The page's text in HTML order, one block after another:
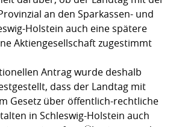
an den Sparkassen- und
Holstein auch eine spätere
Aktiengesellschaft zugestimmt
Antrag wurde deshalb
dass der Landtag mit
Gesetz über öffentlich-rechtliche
in Schleswig-Holstein auch